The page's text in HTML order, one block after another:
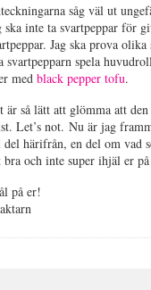
såg väl ut
ska inte ta svartpeppar för
Jag ska prova
svartpepparn spela
medblack pepper tofu.
är så lätt att glömma att
Let’s not. Nu är jag
del härifrån, en del om vad
bra och inte super ihjäl er
på er!